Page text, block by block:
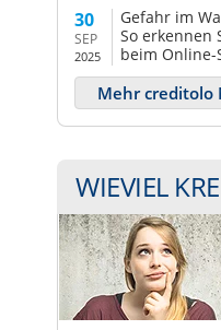
30
SEP
2025
Gefahr im
So erkennen
beim Online-
Mehr creditolo
WIEVIEL